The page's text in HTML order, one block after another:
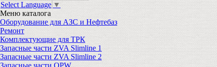
Select Language ▼
Меню каталога
Оборудование для АЗС и Нефтебаз
Ремонт
Комплектующие для ТРК
Запасные части ZVA Slimline 1
Запасные части ZVA Slimline 2